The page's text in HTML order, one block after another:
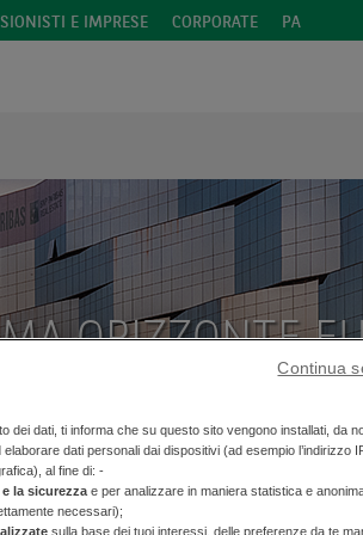
E IMPRESE CORPORATE PA
ORIZZONTE
in pratica un modello innovativo e
dei dati, ti informa che su questo sito vengono installati, da
dati personali dai dispositivi (ad esempio l’indirizzo
al fine di: -
la sicurezza e per analizzare in maniera statistica e
necessari);
sulla base dei tuoi interessi, delle preferenze da te
Continua